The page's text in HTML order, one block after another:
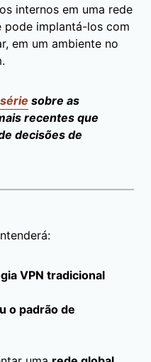
internos em uma rede
pode implantá-los com
em um ambiente no
série sobre as
recentes que
decisões de
VPN tradicional
o padrão de